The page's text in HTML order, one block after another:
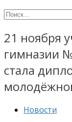
Найти:
21 ноября
гимназии
стала
Новости